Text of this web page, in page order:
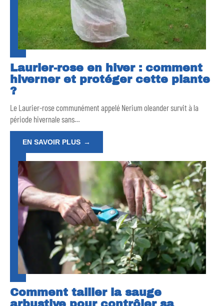
Laurier-rose en hiver : comment
hiverner et protéger cette plante
?
Le Laurier-rose communément appelé Nerium oleander survit à la
période hivernale sans…
EN SAVOIR PLUS
Comment tailler la sauge